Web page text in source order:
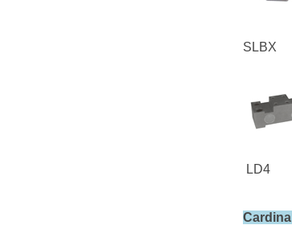
SLBX
LD4
Cardinal